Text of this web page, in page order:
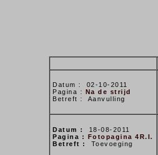
Datum : 02-10-2011
Pagina : Na de strijd
Betreft : Aanvulling
Datum :
18-08-2011
Pagina : Fotopagina 4R.I.
Betreft :
Toevoeging